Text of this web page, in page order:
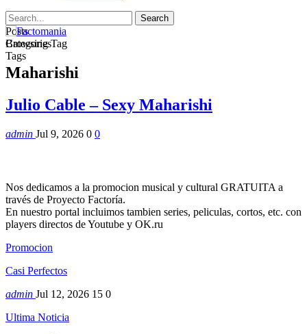
Posts
Categories
Tags
Browsing Tag
Maharishi
Julio Cable – Sexy Maharishi
admin Jul 9, 2026 0 0
Nos dedicamos a la promocion musical y cultural GRATUITA a
través de Proyecto Factoría.
En nuestro portal incluimos tambien series, peliculas, cortos, etc. con
players directos de Youtube y OK.ru
Promocion
Casi Perfectos
admin Jul 12, 2026 15 0
Ultima Noticia